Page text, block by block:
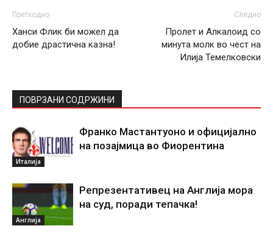
Претходно
Ханси Флик би можел да
добие драстична казна!
Следно
Пролет и Алкалоид со
минута молк во чест на
Илија Темелковски
ПОВРЗАНИ СОДРЖИНИ
Италија
Франко Мастантуоно и официјално
на позајмица во Фиорентина
Англија
Репрезентативец на Англија мора
на суд, поради тепачка!